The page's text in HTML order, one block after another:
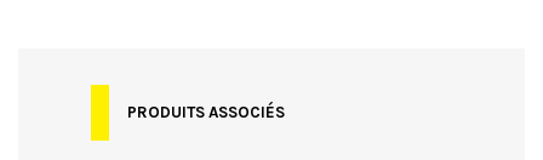
PRODUITS ASSOCIÉS